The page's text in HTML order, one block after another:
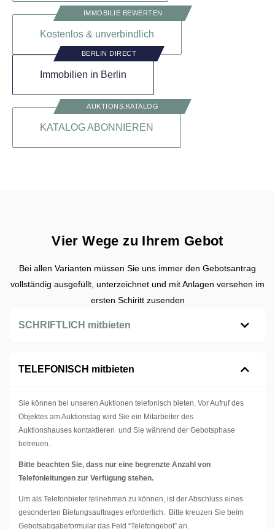
Kostenlos & unverbindlich
Immobilien in Berlin
KATALOG ABONNIEREN
Vier Wege zu Ihrem Gebot
Bei allen Varianten müssen Sie uns immer den Gebotsantrag
vollständig ausgefüllt, unterzeichnet und mit Anlagen versehen im
ersten Schiritt zusenden
SCHRIFTLICH mitbieten
TELEFONISCH mitbieten
Sie können bei unseren Auktionen telefonisch bieten. Vor Aufruf des
Objektes am Auktionstag wird Sie ein Mitarbeiter des
Auktionshauses kontaktieren und Sie während der Gebotsphase
betreuen.
Bitte beachten Sie, dass nur eine begrenzte Anzahl von
Telefonleitungen zur Verfügung stehen.
Um als Telefonbieter teilnehmen zu können, ist der Abschluss eines
gesonderten Bietungsauftrages erforderlich. Bitte kreuzen Sie beim
Gebotsabgabeformular das Feld “Telefongebot” an.